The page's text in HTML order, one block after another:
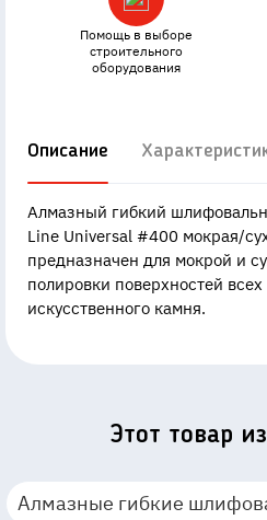
Помощь в выборе
строительного
оборудования
Описание
Алмазный гибкий
Line Universal #400 мокрая/
предназначен для мокрой и
полировки поверхностей
искусственного камня.
Этот товар
Алмазные гибкие